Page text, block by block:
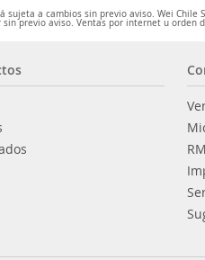
a cambios sin previo aviso. Wei
previo aviso. Ventas por internet u